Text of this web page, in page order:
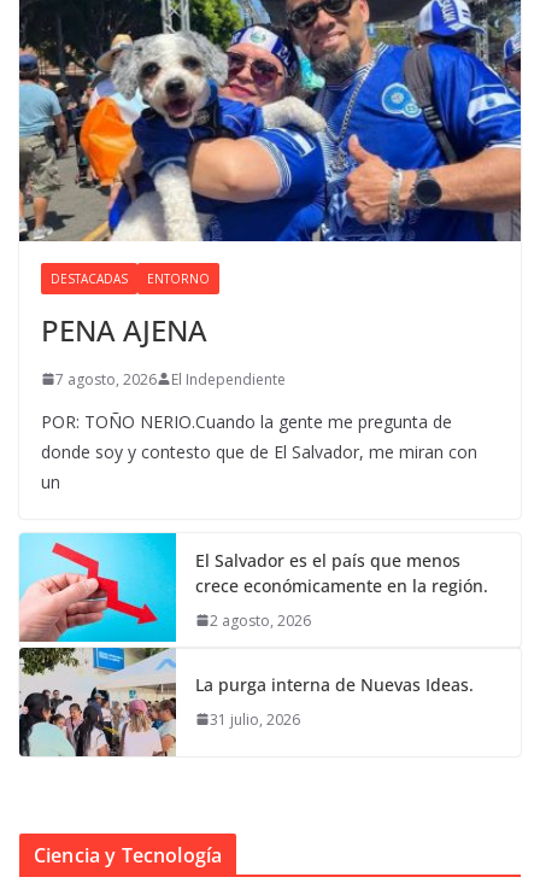
DESTACADAS ENTORNO
PENA AJENA
7 agosto, 2026 El Independiente
POR: TOÑO NERIO.Cuando la gente me pregunta de
donde soy y contesto que de El Salvador, me miran con
un
El Salvador es el país que menos
crece económicamente en la región.
2 agosto, 2026
La purga interna de Nuevas Ideas.
31 julio, 2026
Ciencia y Tecnología